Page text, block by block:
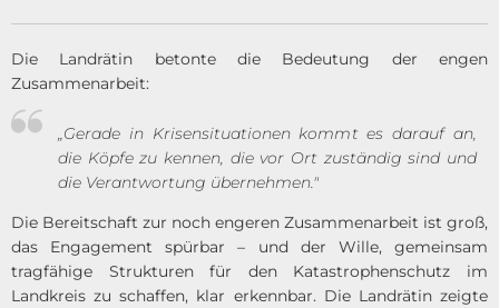
Die Landrätin betonte die Bedeutung der engen
Zusammenarbeit:
„Gerade in Krisensituationen kommt es darauf an,
die Köpfe zu kennen, die vor Ort zuständig sind und
die Verantwortung übernehmen."
Die Bereitschaft zur noch engeren Zusammenarbeit ist groß,
das Engagement spürbar – und der Wille, gemeinsam
tragfähige Strukturen für den Katastrophenschutz im
Landkreis zu schaffen, klar erkennbar. Die Landrätin zeigte